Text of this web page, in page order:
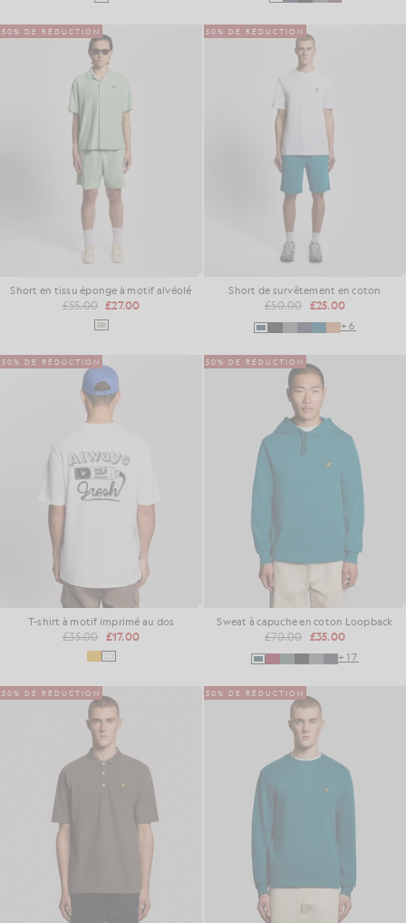
50% DE RÉDUCTION
Short en tissu éponge à motif alvéolé
£55.00 £27.00
50% DE RÉDUCTION
Short de survêtement en coton
£50.00 £25.00
+6
50% DE RÉDUCTION
T-shirt à motif imprimé au dos
£35.00 £17.00
50% DE RÉDUCTION
Sweat à capuche en coton Loopback
£70.00 £35.00
+17
50% DE RÉDUCTION 50% DE RÉDUCTION